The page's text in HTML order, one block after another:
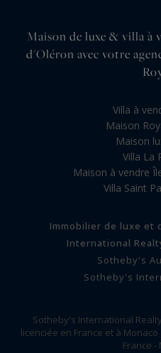
Maison de luxe & villa à
d'Oléron avec votre
Villa à
Maison
Maison
Villa La
Maison à vendre
Villa Saint
Immobilier de luxe et
International
Sotheby's
Sotheby's
Sotheby's International
licenciée en France et à
France -